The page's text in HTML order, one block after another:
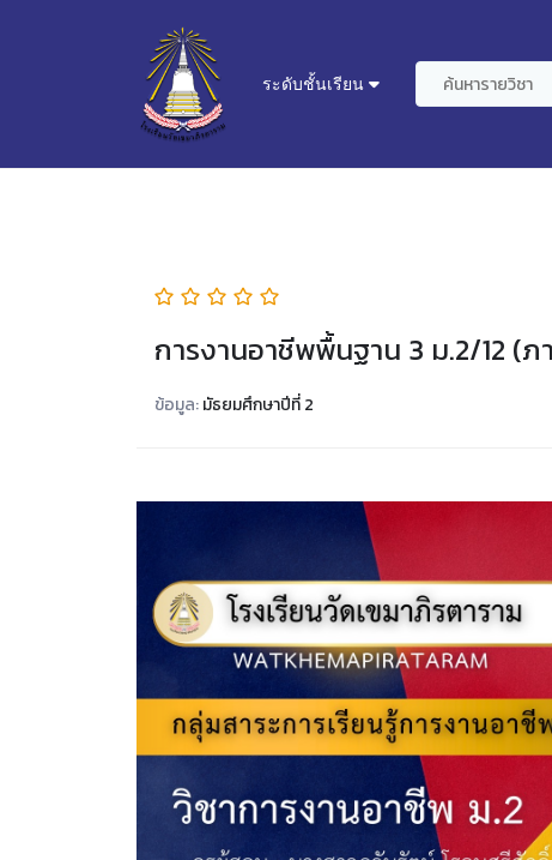
ระดับชั้นเรียน
การงานอาชีพพื้นฐาน 3 ม.2/12 (ภ
ข้อมูล:มัธยมศึกษาปีที่ 2